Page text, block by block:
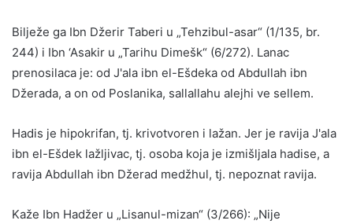
Bilježe ga Ibn Džerir Taberi u „Tehzibul-asar“ (1/135, br.
244) i Ibn ‘Asakir u „Tarihu Dimešk“ (6/272). Lanac
prenosilaca je: od J'ala ibn el-Ešdeka od Abdullah ibn
Džerada, a on od Poslanika, sallallahu alejhi ve sellem.
Hadis je hipokrifan, tj. krivotvoren i lažan. Jer je ravija J'ala
ibn el-Ešdek lažljivac, tj. osoba koja je izmišljala hadise, a
ravija Abdullah ibn Džerad medžhul, tj. nepoznat ravija.
Kaže Ibn Hadžer u „Lisanul-mizan“ (3/266): „Nije